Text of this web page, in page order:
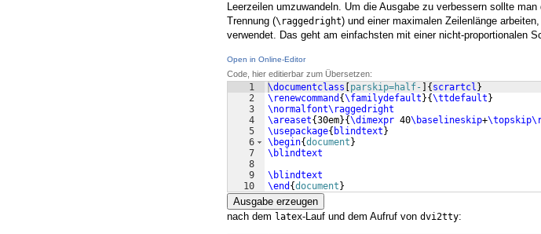
Leerzeilen umzuwandeln. Um die Ausgabe zu verbessern sollte
Trennung (\raggedright) und einer maximalen Zeilenlänge
verwendet. Das geht am einfachsten mit einer nicht-proportionalen
Open in Online-Editor
Code, hier editierbar zum Übersetzen:
1
2
3
4
5
6
7
8
9
10
\documentclass parskip=half- { scrartcl }
\renewcommand {\familydefault }{\ttdefault }
\normalfont\raggedright
\areaset{30em}{\dimexpr 40\baselineskip+
\usepackage{ blindtext }
\begin{document }
\blindtext
\blindtext
\end {document }
Ausgabe erzeugen
nach dem latex-Lauf und dem Aufruf von dvi2tty: